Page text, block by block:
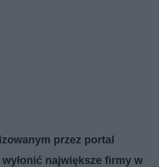
przez portal
największe firmy w